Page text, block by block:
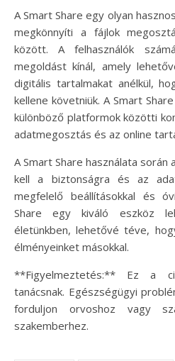
A Smart Share egy olyan
megkönnyíti a fájlok
között. A felhasználók
megoldást kínál, amely
digitális tartalmakat anélkül,
kellene követniük. A Smart
különböző platformok közötti
adatmegosztás és az online
A Smart Share használata során
kell a biztonságra és az
megfelelő beállításokkal és
Share egy kiváló eszköz
életünkben, lehetővé téve,
élményeinket másokkal.
**Figyelmeztetés:** Ez a
tanácsnak. Egészségügyi
forduljon orvoshoz vagy
szakemberhez.